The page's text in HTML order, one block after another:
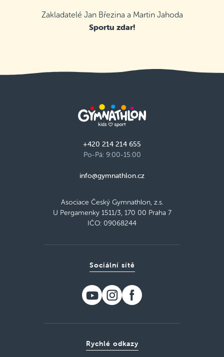
Zakladatelé Jan Březina a Martin Jahoda
Sportu zdar!
+420 214 214 655
Po-Pá: 9:00-15:00
info@gymnathlon.cz
Asociace Český Gymnathlon, z.s.
U Pergamenky 1511/3, 170 00 Praha 7
IČO: 09068244
Rychlé odkazy
Sociální sítě